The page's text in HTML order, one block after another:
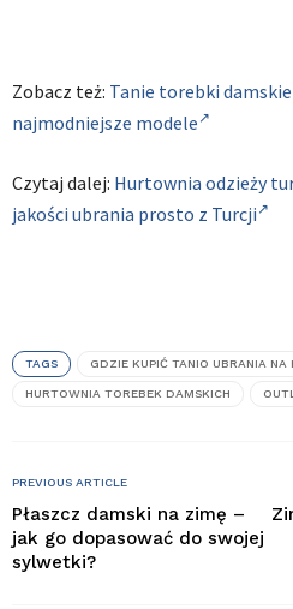
Zobacz też: Tanie torebki
najmodniejsze modele
Czytaj dalej: Hurtownia odzieży
jakości ubrania prosto z Turcji
TAGS GDZIE KUPIĆ TANIO UBRANIA NA
HURTOWNIA TOREBEK DAMSKICH
PREVIOUS ARTICLE
Płaszcz damski na zimę –
jak go dopasować do swojej
sylwetki?